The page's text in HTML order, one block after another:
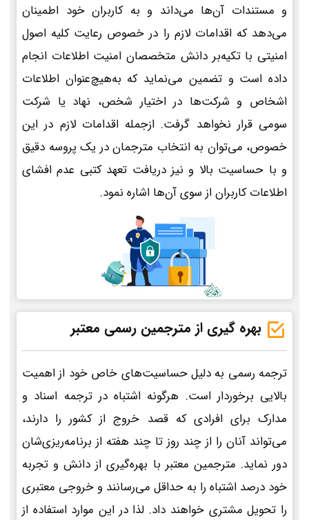
و مستندات آن‌ها می‌داند و به کاربران خود اطمینان
می‌دهد که اقدامات لازم را در خصوص رعایت کلیه اصول
امنیتی با تکیه‌بر دانش متخصصان امنیت اطلاعات انجام
داده است و تضمین می‌نماید که به‌هیچ‌عنوان اطلاعات
اشخاص و شرکت‌ها در اختیار شخص، نهاد یا شرکت
سومی قرار نخواهد گرفت. ازجمله اقدامات لازم در این
خصوص، می‌توان به انتخاب مترجمان در یک پروسه دقیق
و با حساسیت بالا و نیز دریافت تعهد کتبی عدم افشای
اطلاعات کاربران از سوی آن‌ها اشاره نمود.
بهره گیری از مترجمین رسمی معتبر
ترجمه رسمی به دلیل حساسیت‌های خاص خود از اهمیت
بالایی برخوردار است. هرگونه اشتباه در ترجمه اسناد و
مدارک برای افرادی که قصد خروج از کشور را دارند،
می‌تواند آنان را از چند روز تا چند هفته از برنامه‌ریزی‌شان
دور نماید. مترجمین معتبر با بهره‌گیری از دانش و تجربه
خود درصد اشتباه را به حداقل می‌رسانند و خروجی معتبری
را تحویل مشتری خواهند داد. لذا در این موارد استفاده از